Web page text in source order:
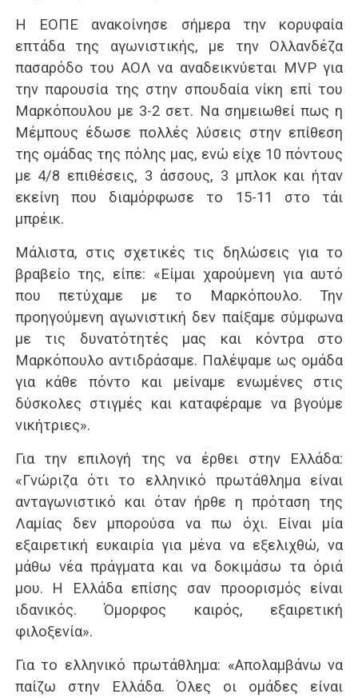
Η ΕΟΠΕ ανακοίνησε σήμερα την κορυφαία
επτάδα της αγωνιστικής, με την Ολλανδέζα
πασαρόδο του ΑΟΛ να αναδεικνύεται MVP για
την παρουσία της στην σπουδαία νίκη επί του
Μαρκόπουλου με 3-2 σετ. Να σημειωθεί πως η
Μέμπους έδωσε πολλές λύσεις στην επίθεση
της ομάδας της πόλης μας, ενώ είχε 10 πόντους
με 4/8 επιθέσεις, 3 άσσους, 3 μπλοκ και ήταν
εκείνη που διαμόρφωσε το 15-11 στο τάι
μπρέικ.
Μάλιστα, στις σχετικές τις δηλώσεις για το
βραβείο της, είπε: «Είμαι χαρούμενη για αυτό
που πετύχαμε με το Μαρκόπουλο. Την
προηγούμενη αγωνιστική δεν παίξαμε σύμφωνα
με τις δυνατότητές μας και κόντρα στο
Μαρκόπουλο αντιδράσαμε. Παλέψαμε ως ομάδα
για κάθε πόντο και μείναμε ενωμένες στις
δύσκολες στιγμές και καταφέραμε να βγούμε
νικήτριες».
Για την επιλογή της να έρθει στην Ελλάδα:
«Γνώριζα ότι το ελληνικό πρωτάθλημα είναι
ανταγωνιστικό και όταν ήρθε η πρόταση της
Λαμίας δεν μπορούσα να πω όχι. Είναι μία
εξαιρετική ευκαιρία για μένα να εξελιχθώ, να
μάθω νέα πράγματα και να δοκιμάσω τα όριά
μου. Η Ελλάδα επίσης σαν προορισμός είναι
ιδανικός. Όμορφος καιρός, εξαιρετική
φιλοξενία».
Για το ελληνικό πρωτάθλημα: «Απολαμβάνω να
παίζω στην Ελλάδα. Όλες οι ομάδες είναι